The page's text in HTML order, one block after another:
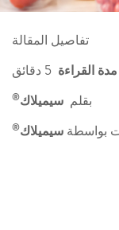
تفاصيل المقالة
مدة القراءة
بقلم سيميلاك®
بواسطة سيميلاك®